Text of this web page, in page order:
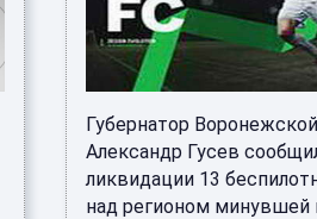
Губернатор
Александр Гусев
ликвидации 13
над регионом минувшей